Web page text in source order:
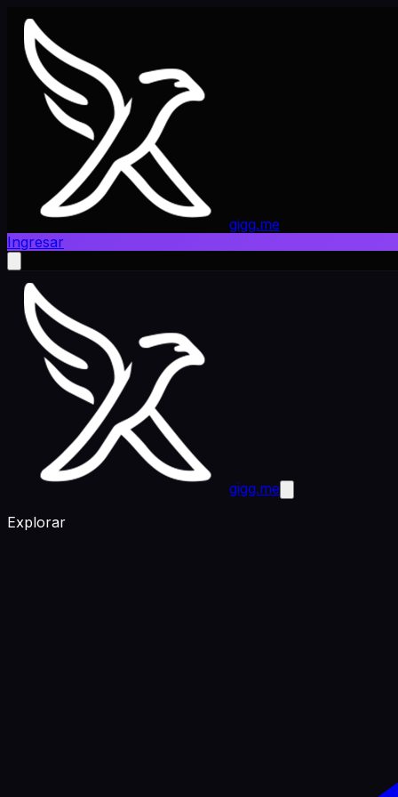
gigg.me
Ingresar
gigg.me
Explorar